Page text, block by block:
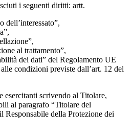
i seguenti diritti: artt.
dell’interessato”,
al trattamento”,
dei dati” del Regolamento UE
condizioni previste dall’art. 12 del
esercitanti scrivendo al Titolare,
al paragrafo “Titolare del
Responsabile della Protezione dei